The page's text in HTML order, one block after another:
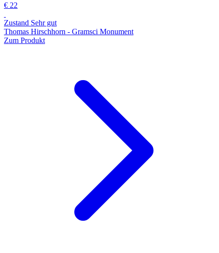
€ 22
Zustand Sehr gut
Thomas Hirschhorn - Gramsci Monument
Zum Produkt